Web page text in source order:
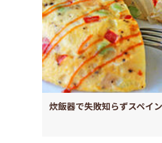
炊飯器で失敗知らずスペイ